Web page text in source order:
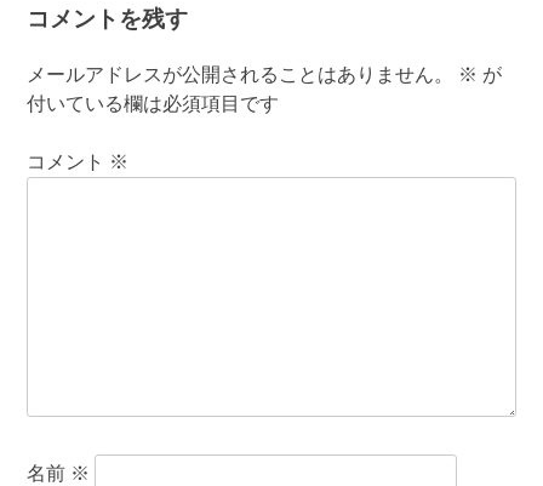
コメントを残す
メールアドレスが公開されることはありません。 ※ が
付いている欄は必須項目です
コメント ※
名前 ※